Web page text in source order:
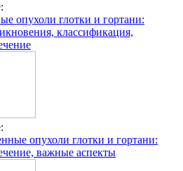
опухоли глотки и гортани:
классификация,
опухоли глотки и гортани:
важные аспекты